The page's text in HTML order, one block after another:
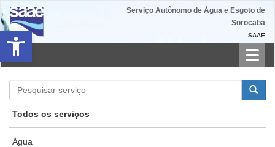
Barra de Ferramentas Aberta
Serviço Autônomo de Água e Esgoto de
Sorocaba
SAAE
Todos os serviços
Água